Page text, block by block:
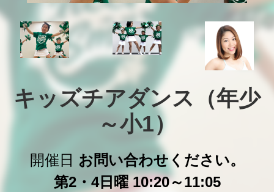
キッズチアダンス（年少
～小1）
開催日 お問い合わせください。
第2・4日曜 10:20～11:05